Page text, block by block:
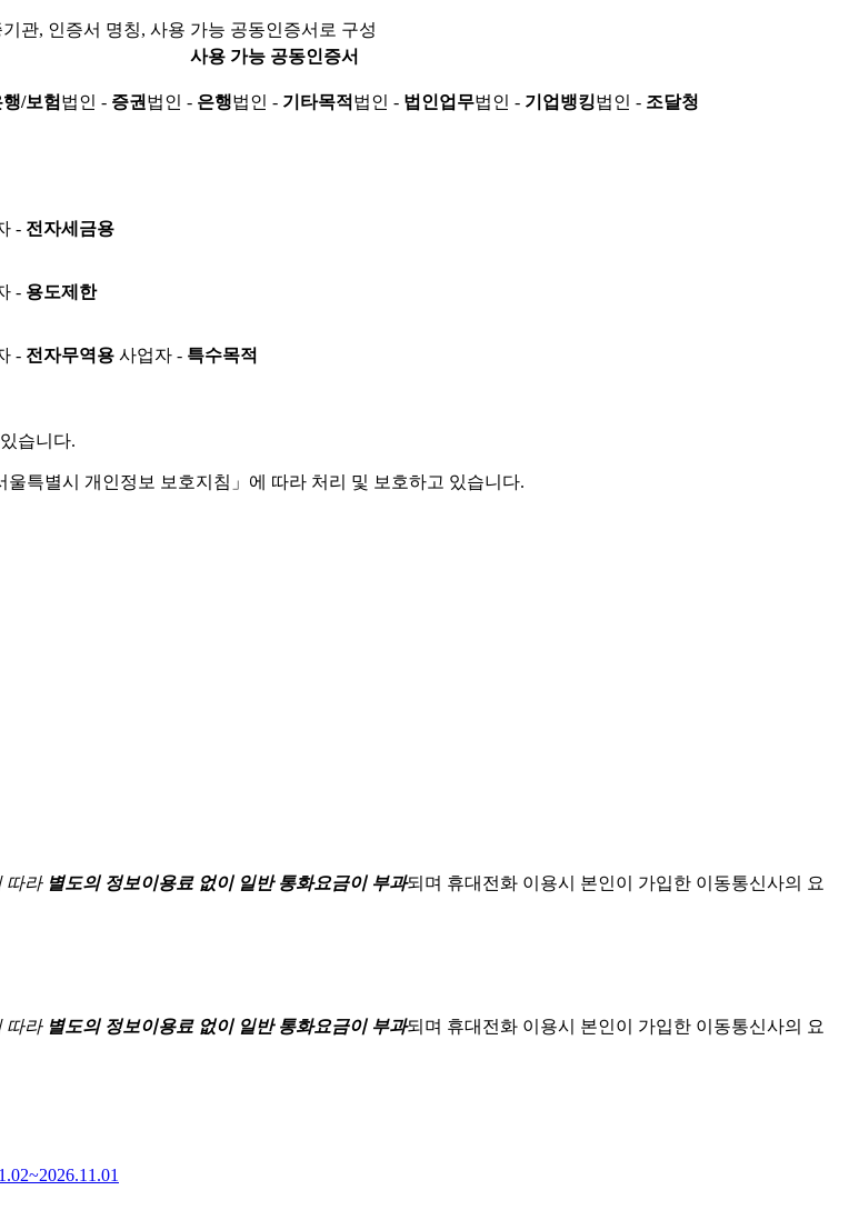
관, 인증서 명칭, 사용 가능 공동인증서로 구성
사용 가능 공동인증서
행/보험 법인 - 증권 법인 - 은행법인 - 기타목적 법인 - 법인업무법인 - 기업뱅킹법인 - 조달청
- 전자세금용
- 용도제한
- 전자무역용 사업자 - 특수목적
습니다.
특별시 개인정보 보호지침」에 따라 처리 및 보호하고 있습니다.
따라 별도의 정보이용료 없이 일반 통화요금이 부과되며 휴대전화 이용시 본인이 가입한 이동통신사의 요
따라 별도의 정보이용료 없이 일반 통화요금이 부과되며 휴대전화 이용시 본인이 가입한 이동통신사의 요